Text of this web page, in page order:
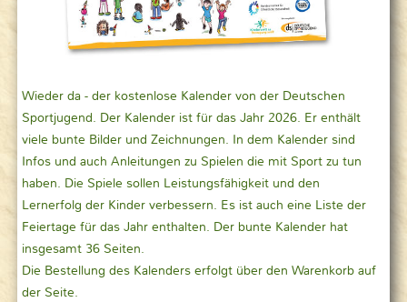
Wieder da - der kostenlose Kalender von der Deutschen
Sportjugend. Der Kalender ist für das Jahr 2026. Er enthält
viele bunte Bilder und Zeichnungen. In dem Kalender sind
Infos und auch Anleitungen zu Spielen die mit Sport zu tun
haben. Die Spiele sollen Leistungsfähigkeit und den
Lernerfolg der Kinder verbessern. Es ist auch eine Liste der
Feiertage für das Jahr enthalten. Der bunte Kalender hat
insgesamt 36 Seiten.
Die Bestellung des Kalenders erfolgt über den Warenkorb auf
der Seite.